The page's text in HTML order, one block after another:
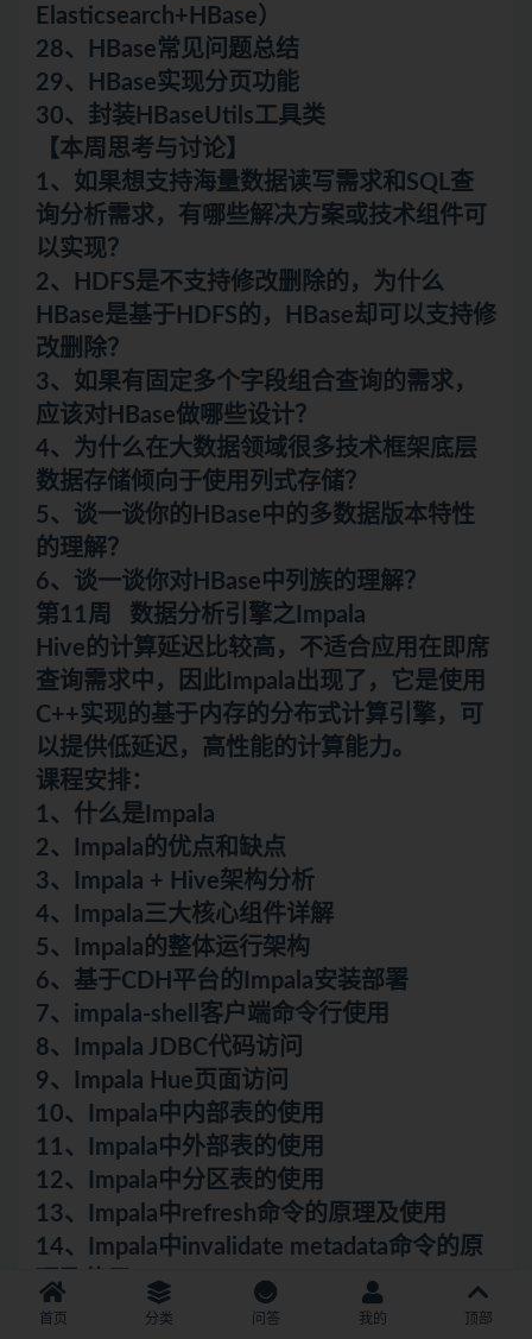
Elasticsearch+HBase）
28、HBase常见问题总结
29、HBase实现分页功能
30、封装HBaseUtils工具类
【本周思考与讨论】
1、如果想支持海量数据读写需求和SQL查
询分析需求，有哪些解决方案或技术组件可
以实现？
2、HDFS是不支持修改删除的，为什么
HBase是基于HDFS的，HBase却可以支持修
改删除？
3、如果有固定多个字段组合查询的需求，
应该对HBase做哪些设计？
4、为什么在大数据领域很多技术框架底层
数据存储倾向于使用列式存储？
5、谈一谈你的HBase中的多数据版本特性
的理解？
6、谈一谈你对HBase中列族的理解？
第11周 数据分析引擎之Impala
Hive的计算延迟比较高，不适合应用在即席
查询需求中，因此Impala出现了，它是使用
C++实现的基于内存的分布式计算引擎，可
以提供低延迟，高性能的计算能力。
课程安排：
1、什么是Impala
2、Impala的优点和缺点
3、Impala + Hive架构分析
4、Impala三大核心组件详解
5、Impala的整体运行架构
6、基于CDH平台的Impala安装部署
7、impala-shell客户端命令行使用
8、Impala JDBC代码访问
9、Impala Hue页面访问
10、Impala中内部表的使用
11、Impala中外部表的使用
12、Impala中分区表的使用
13、Impala中refresh命令的原理及使用
14、Impala中invalidate metadata命令的原
理及使用
15、Impala 的数据存储和数据压缩
首页 分类 问答 我的 顶部